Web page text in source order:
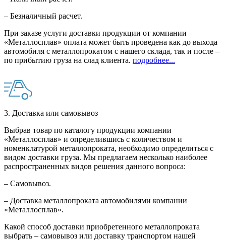
– Безналичный расчет.
При заказе услуги доставки продукции от компании
«Металлосплав» оплата может быть проведена как до выхода
автомобиля с металлопрокатом с нашего склада, так и после –
по прибытию груза на слад клиента. подробнее...
3. Доставка или самовывоз
Выбрав товар по каталогу продукции компании
«Металлосплав» и определившись с количеством и
номенклатурой металлопроката, необходимо определиться с
видом доставки груза. Мы предлагаем несколько наиболее
распространенных видов решения данного вопроса:
– Самовывоз.
– Доставка металлопроката автомобилями компании
«Металлосплав».
Какой способ доставки приобретенного металлопроката
выбрать – самовывоз или доставку транспортом нашей